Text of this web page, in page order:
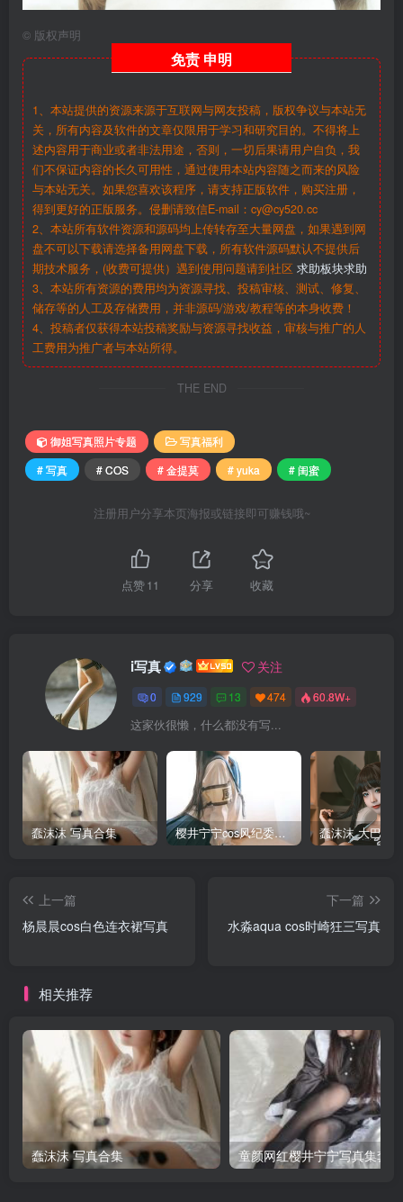
© 版权声明
免责 申明
1、本站提供的资源来源于互联网与网友投稿，版权争议与本站无
关，所有内容及软件的文章仅限用于学习和研究目的。不得将上
述内容用于商业或者非法用途，否则，一切后果请用户自负，我
们不保证内容的长久可用性，通过使用本站内容随之而来的风险
与本站无关。如果您喜欢该程序，请支持正版软件，购买注册，
得到更好的正版服务。侵删请致信E-mail：cy@cy520.cc
2、本站所有软件资源和源码均上传转存至大量网盘，如果遇到网
盘不可以下载请选择备用网盘下载，所有软件源码默认不提供后
期技术服务，(收费可提供）遇到使用问题请到社区 求助板块求助
3、本站所有资源的费用均为资源寻找、投稿审核、测试、修复、
储存等的人工及存储费用，并非源码/游戏/教程等的本身收费！
4、投稿者仅获得本站投稿奖励与资源寻找收益，审核与推广的人
工费用为推广者与本站所得。
THE END
御姐写真照片专题
写真福利
# 写真
# COS # 金提莫 # yuka # 闺蜜
注册用户分享本页海报或链接即可赚钱哦~
点赞11 分享 收藏
i写真 关注
0 929 13 474 60.8W+
这家伙很懒，什么都没有写...
蠢沫沫 写真合集 樱井宁宁cos风纪委员写真套图
上一篇
杨晨晨cos白色连衣裙写真
下一篇
水淼aqua cos时崎狂三写真
相关推荐
蠢沫沫 写真合集 童颜网红樱井宁宁写真集套图